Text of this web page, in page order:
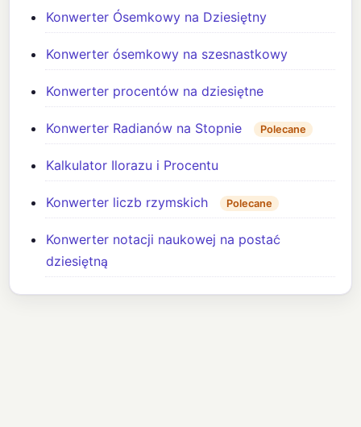
Konwerter Ósemkowy na Dziesiętny
Konwerter ósemkowy na szesnastkowy
Konwerter procentów na dziesiętne
Konwerter Radianów na Stopnie Polecane
Kalkulator Ilorazu i Procentu
Konwerter liczb rzymskich Polecane
Konwerter notacji naukowej na postać
dziesiętną